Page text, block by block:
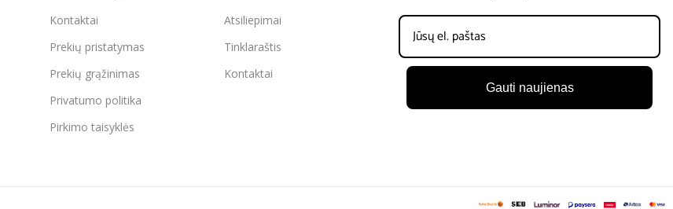
Kontaktai
Prekių pristatymas
Prekių grąžinimas
Privatumo politika
Pirkimo taisyklės
Atsiliepimai
Tinklaraštis
Kontaktai
Gauti naujienas